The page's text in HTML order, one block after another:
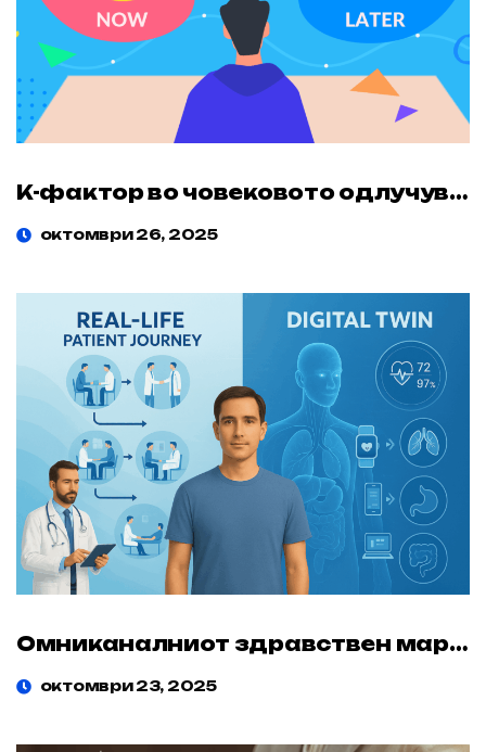
K-фактор во човековото одлучување
октомври 26, 2025
Омниканалниот здравствен маркетинг
октомври 23, 2025